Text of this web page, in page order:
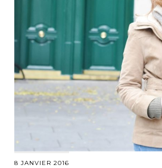
8 JANVIER 2016